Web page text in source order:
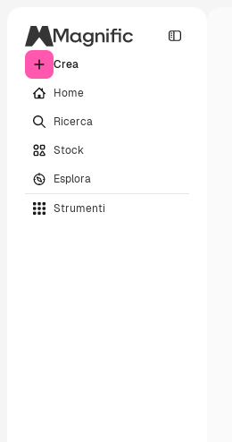
Crea
Home
Ricerca
Stock
Esplora
Strumenti